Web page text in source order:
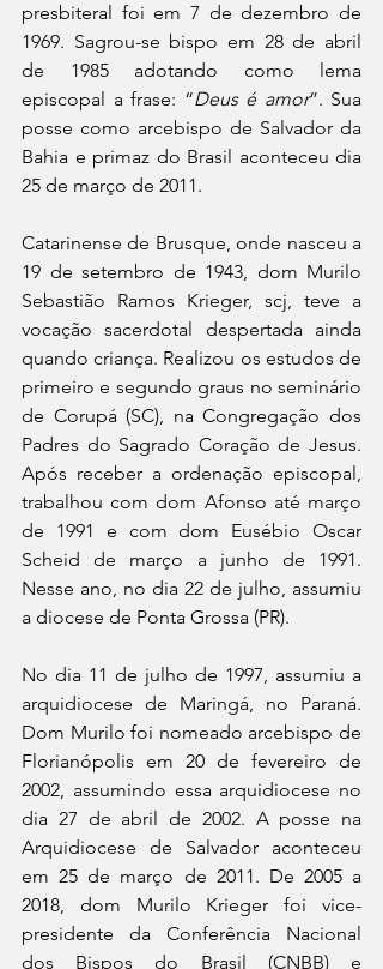
presbiteral foi em 7 de dezembro de
1969. Sagrou-se bispo em 28 de abril
de 1985 adotando como lema
episcopal a frase: “Deus é amor”. Sua
posse como arcebispo de Salvador da
Bahia e primaz do Brasil aconteceu dia
25 de março de 2011.
Catarinense de Brusque, onde nasceu a
19 de setembro de 1943, dom Murilo
Sebastião Ramos Krieger, scj, teve a
vocação sacerdotal despertada ainda
quando criança. Realizou os estudos de
primeiro e segundo graus no seminário
de Corupá (SC), na Congregação dos
Padres do Sagrado Coração de Jesus.
Após receber a ordenação episcopal,
trabalhou com dom Afonso até março
de 1991 e com dom Eusébio Oscar
Scheid de março a junho de 1991.
Nesse ano, no dia 22 de julho, assumiu
a diocese de Ponta Grossa (PR).
No dia 11 de julho de 1997, assumiu a
arquidiocese de Maringá, no Paraná.
Dom Murilo foi nomeado arcebispo de
Florianópolis em 20 de fevereiro de
2002, assumindo essa arquidiocese no
dia 27 de abril de 2002. A posse na
Arquidiocese de Salvador aconteceu
em 25 de março de 2011. De 2005 a
2018, dom Murilo Krieger foi vice-
presidente da Conferência Nacional
dos Bispos do Brasil (CNBB) e